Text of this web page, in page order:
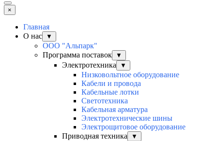
×
Главная
О нас
▼
ООО "Альпарк"
Программа поставок
▼
Электротехника ▼
Низковольтное оборудование
Кабели и провода
Кабельные лотки
Светотехника
Кабельная арматура
Электротехнические шины
Электрощитовое оборудование
Приводная техника
▼